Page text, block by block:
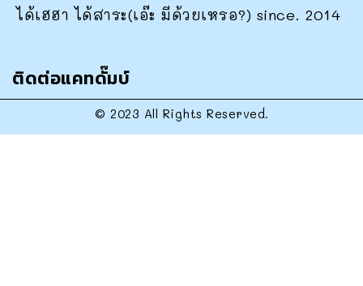
ได้เฮฮา ได้สาระ(เอ๊ะ มีด้วยเหรอ?) since. 2014
ติดต่อแคทดั๊มบ์
© 2023 All Rights Reserved.